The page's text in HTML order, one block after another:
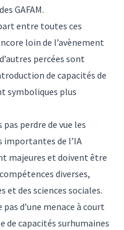
GAFAM.
entre toutes ces
loin de l’avènement
percées sont
de capacités de
symboliques plus
perdre de vue les
importantes de l’IA
majeures et doivent être
diverses,
et des sciences sociales.
pas d’une menace à court
de capacités surhumaines